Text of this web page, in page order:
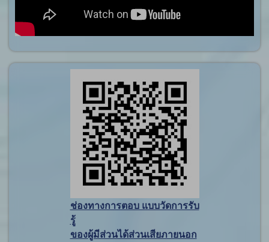
ช่องทางการตอบ แบบวัดการรับ
รู้
ของผู้มีส่วนได้ส่วนเสียภายนอก